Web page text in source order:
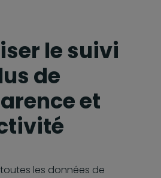
le suivi
de
et
les données de